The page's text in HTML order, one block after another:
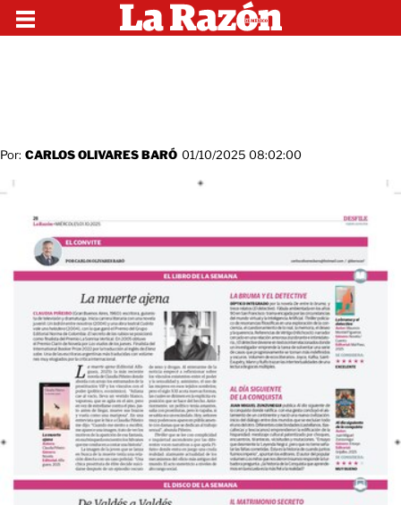
Por: CARLOS OLIVARES BARÓ 01/10/2025 08:02:00